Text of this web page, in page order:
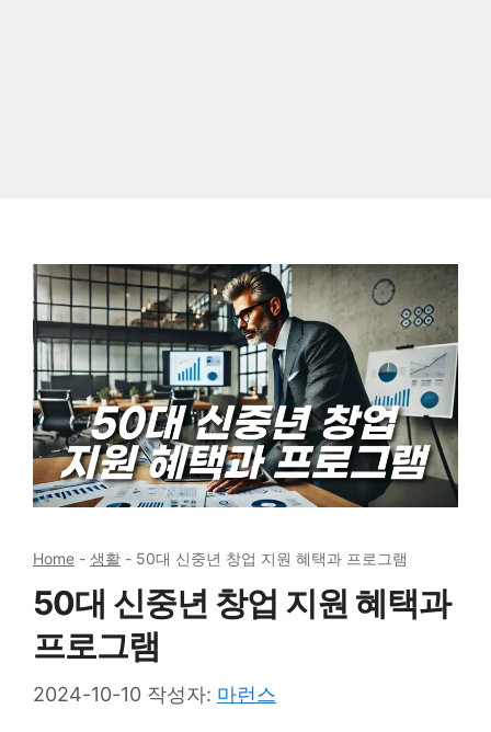
Home - 생활 - 50대 신중년 창업 지원 혜택과 프로그램
50대 신중년 창업 지원 혜택과
프로그램
2024-10-10 작성자: 마런스